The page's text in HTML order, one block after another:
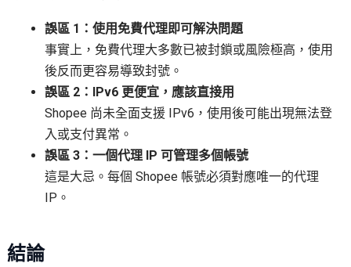
誤區 1：使用免費代理即可解決問題
事實上，免費代理大多數已被封鎖或風險極高，使用
後反而更容易導致封號。
誤區 2：IPv6 更便宜，應該直接用
Shopee 尚未全面支援 IPv6，使用後可能出現無法登
入或支付異常。
誤區 3：一個代理 IP 可管理多個帳號
這是大忌。每個 Shopee 帳號必須對應唯一的代理
IP。
結論